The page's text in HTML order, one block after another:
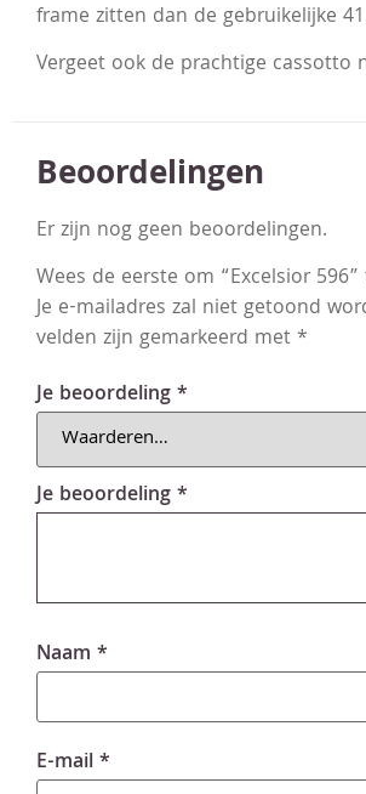
frame zitten dan de gebruikelijke
Vergeet ook de prachtige cassotto
Beoordelingen
Er zijn nog geen beoordelingen.
Wees de eerste om “Excelsior
Je e-mailadres zal niet getoond
velden zijn gemarkeerd met*
Je beoordeling*
Je beoordeling*
Naam *
E-mail*